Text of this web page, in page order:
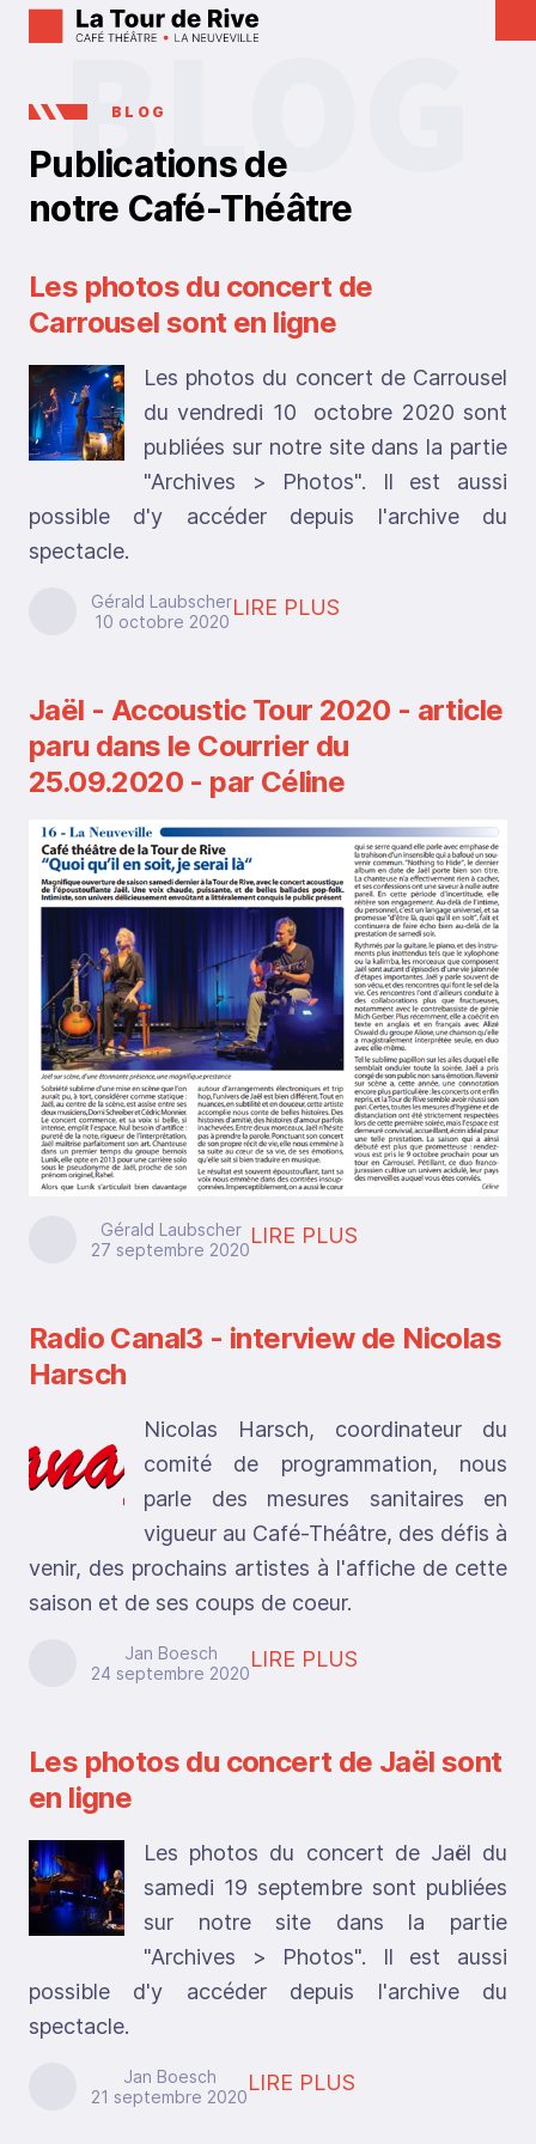
BLOG
Publications de
notre Café-Théâtre
Les photos du concert de
Carrousel sont en ligne
Les photos du concert de Carrousel
du vendredi 10 octobre 2020 sont
publiées sur notre site dans la partie
"Archives > Photos". Il est aussi
possible d'y accéder depuis l'archive du
spectacle.
Gérald Laubscher
10 octobre 2020
LIRE PLUS
Jaël - Accoustic Tour 2020 - article
paru dans le Courrier du
25.09.2020 - par Céline
Gérald Laubscher
27 septembre 2020
LIRE PLUS
Radio Canal3 - interview de Nicolas
Harsch
Nicolas Harsch, coordinateur du
comité de programmation, nous
parle des mesures sanitaires en
vigueur au Café-Théâtre, des défis à
venir, des prochains artistes à l'affiche de cette
saison et de ses coups de coeur.
Jan Boesch
24 septembre 2020
LIRE PLUS
Les photos du concert de Jaël sont
en ligne
Les photos du concert de Jaël du
samedi 19 septembre sont publiées
sur notre site dans la partie
"Archives > Photos". Il est aussi
possible d'y accéder depuis l'archive du
spectacle.
Jan Boesch
21 septembre 2020
LIRE PLUS